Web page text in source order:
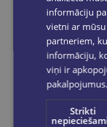
informāciju
vietni ar
partneriem,
informāciju,
viņi ir
pakalpojumus.
Strikti